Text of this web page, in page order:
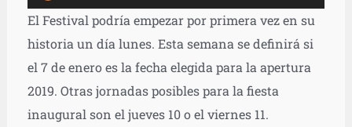
de
audio
El Festival podría empezar por primera vez en su
historia un día lunes. Esta semana se definirá si
el 7 de enero es la fecha elegida para la apertura
2019. Otras jornadas posibles para la fiesta
inaugural son el jueves 10 o el viernes 11.